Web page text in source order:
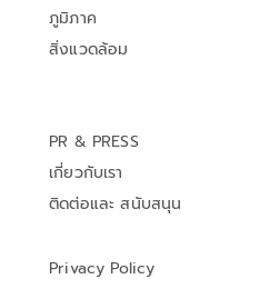
ภูมิภาค
สิ่งแวดล้อม
PR & PRESS
เกี่ยวกับเรา
ติดต่อและ สนับสนุน
Privacy Policy